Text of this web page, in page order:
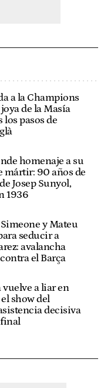
a la Champions
de la Masía
los pasos de
homenaje a su
mártir: 90 años de
Josep Sunyol,
1936
y Mateu
seducir a
avalancha
el Barça
vuelve a liar en
show del
decisiva